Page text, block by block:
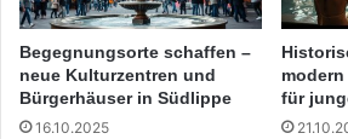
Begegnungsorte schaffen –
neue Kulturzentren und
Bürgerhäuser in Südlippe
16.10.2025
für